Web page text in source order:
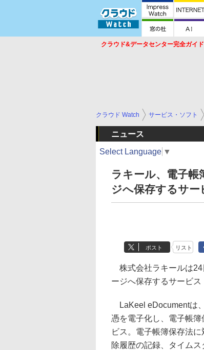
クラウド&データセンター完全ガイド
クラウド Watch サービス・ソフト
ニュース
Select Language ▼
ラキール、電子
ジへ保存するサー
ポスト リスト
株式会社ラキールは24
ージへ保存するサービ
LaKeel eDocumentは
憑を電子化し、電子帳
ビス。電子帳簿保存法
除履歴の記録、タイム